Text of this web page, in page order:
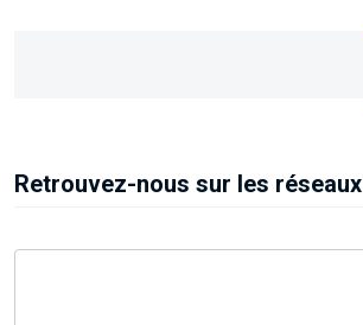
Retrouvez-nous sur les réseaux